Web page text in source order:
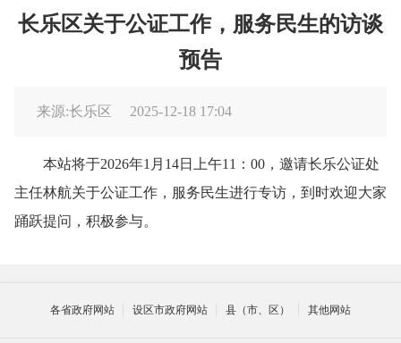
长乐区关于公证工作，服务民生的访谈
预告
来源:长乐区 2025-12-18 17:04
本站将于2026年1月14日上午11：00，邀请长乐公证处
主任林航关于公证工作，服务民生进行专访，到时欢迎大家
踊跃提问，积极参与。
各省政府网站 设区市政府网站 县（市、区） 其他网站